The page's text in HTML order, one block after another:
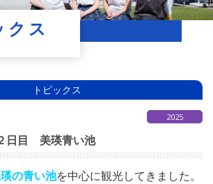
クス
トピックス
2025
日目 美瑛青い池
の青い池を中心に観光してきました。